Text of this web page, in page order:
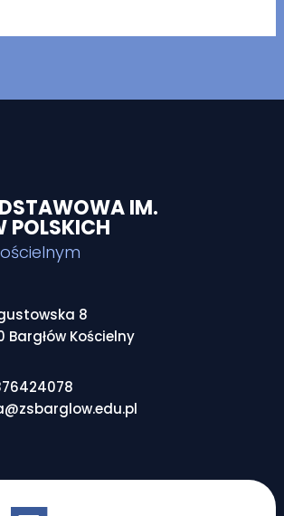
IM.
POLSKICH
pocztowy: 8
Bargłów Kościelny